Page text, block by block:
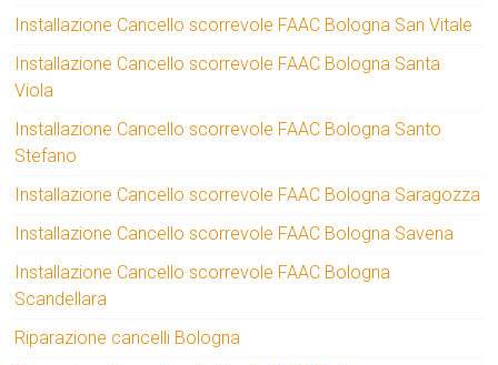
Installazione Cancello scorrevole FAAC Bologna San Vitale
Installazione Cancello scorrevole FAAC Bologna Santa
Viola
Installazione Cancello scorrevole FAAC Bologna Santo
Stefano
Installazione Cancello scorrevole FAAC Bologna Saragozza
Installazione Cancello scorrevole FAAC Bologna Savena
Installazione Cancello scorrevole FAAC Bologna
Scandellara
Riparazione cancelli Bologna